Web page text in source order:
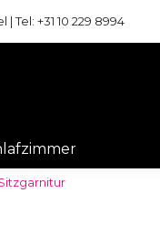
Tel: +31 10 229 8994